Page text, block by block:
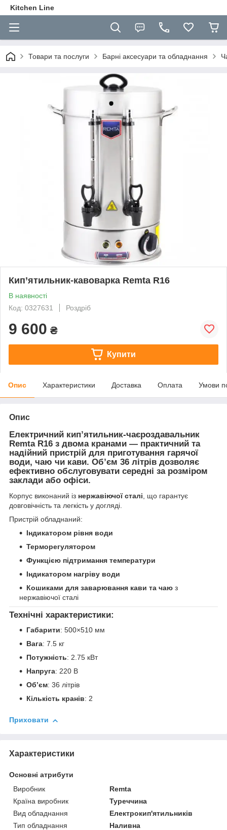
Kitchen Line
Товари та послуги Барні аксесуари та обладнання
Кип’ятильник-кавоварка Remta R16
В наявності
Код: 0327631
Роздріб
9 600 ₴
Купити
Опис Характеристики Доставка Оплата Умови
Опис
Електричний кип’ятильник-чаєроздавальник
Remta R16 з двома кранами — практичний та
надійний пристрій для приготування гарячої
води, чаю чи кави. Об’єм 36 літрів дозволяє
ефективно обслуговувати середні за розміром
заклади або офіси.
Корпус виконаний із нержавіючої сталі , що гарантує
довговічність та легкість у догляді.
Пристрій обладнаний:
Індикатором рівня води
Терморегулятором
Функцією підтримання температури
Індикатором нагріву води
Кошиками для заварювання кави та чаю з
нержавіючої сталі
Технічні характеристики:
Габарити: 500×510 мм
Вага: 7.5 кг
Потужність: 2.75 кВт
Напруга: 220 В
Об’єм: 36 літрів
Кількість кранів: 2
Приховати
Характеристики
Основні атрибути
Виробник
Remta
Країна виробник
Туреччина
Вид обладнання
Електрокип'ятильників
Тип обладнання
Наливна